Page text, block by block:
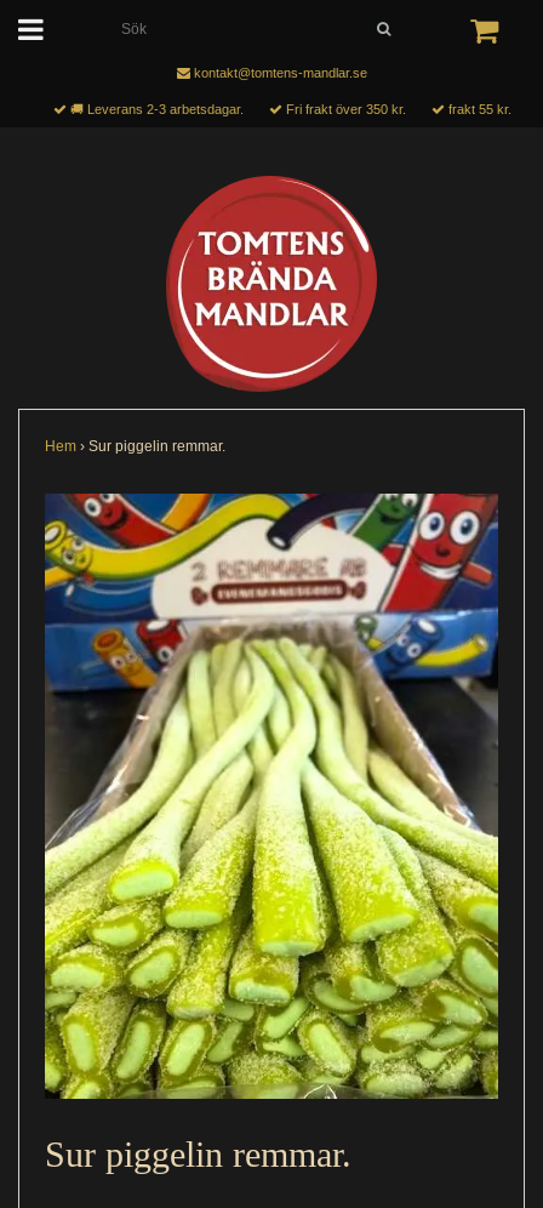
kontakt@tomtens-mandlar.se
🚚 Leverans 2-3 arbetsdagar. Fri frakt över 350 kr. frakt 55 kr.
Hem › Sur piggelin remmar.
Sur piggelin remmar.